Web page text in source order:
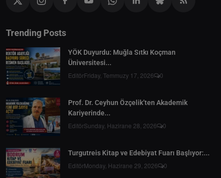
Trending Posts
YÖK Duyurdu: Muğla Sıtkı Koçman
Üniversitesi...
EditörFriday, Temmuzy 17, 2026 0
Prof. Dr. Ceyhun Özçelik’ten Akademik
Kariyerinde...
EditörSunday, Hazirane 28, 2026 0
Turgutreis Kitap ve Edebiyat Fuarı Başlıyor:...
EditörMonday, Hazirane 29, 2026 0